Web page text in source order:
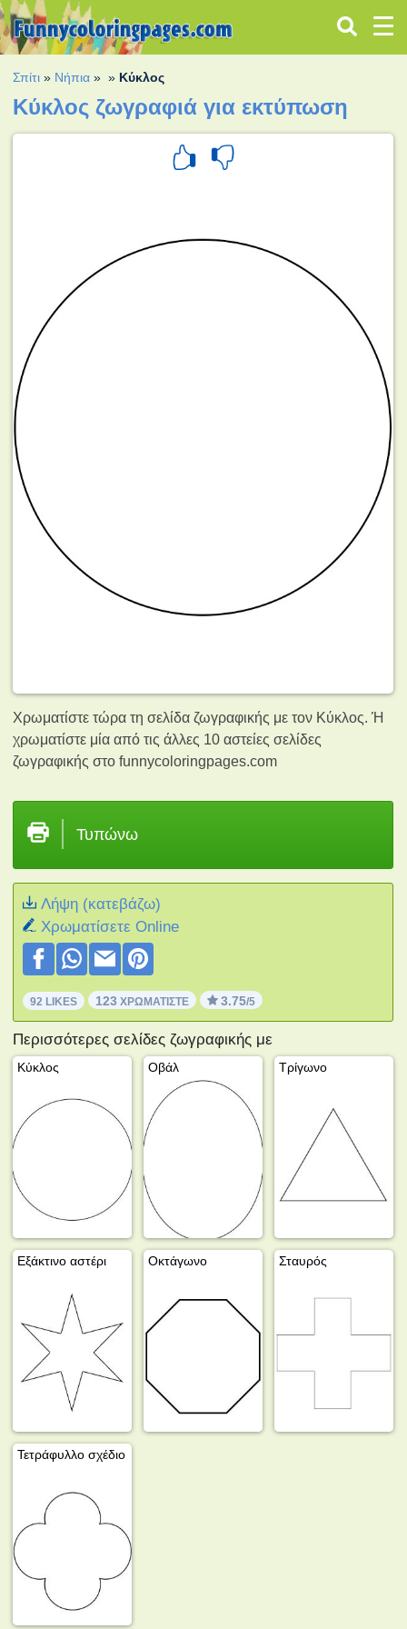
Σπίτι » Νήπια » » Κύκλος
Κύκλος ζωγραφιά για εκτύπωση
Χρωματίστε τώρα τη σελίδα ζωγραφικής με τον Κύκλος. Ή
χρωματίστε μία από τις άλλες 10 αστείες σελίδες
ζωγραφικήςστο funnycoloringpages.com
Τυπώνω
Λήψη (κατεβάζω)
Xρωματίσετε Online
92 LIKES 123 ΧΡΩΜΑΤΊΣΤΕ 3.75/5
Περισσότερες σελίδες ζωγραφικής με
Κύκλος Οβάλ Τρίγωνο
Εξάκτινο αστέρι Οκτάγωνο Σταυρός
Τετράφυλλο σχέδιο